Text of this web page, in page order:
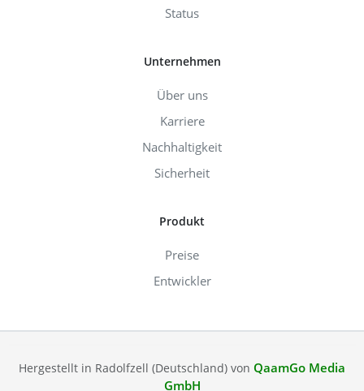
Status
Unternehmen
Über uns
Karriere
Nachhaltigkeit
Sicherheit
Produkt
Preise
Entwickler
Hergestellt in Radolfzell (Deutschland) von QaamGo Media
GmbH